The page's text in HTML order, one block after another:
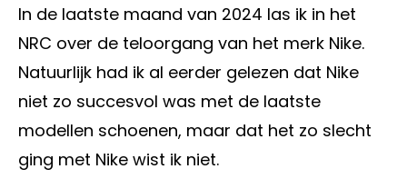
In de laatste maand van 2024 las ik in het
NRC over de teloorgang van het merk Nike.
Natuurlijk had ik al eerder gelezen dat Nike
niet zo succesvol was met de laatste
modellen schoenen, maar dat het zo slecht
ging met Nike wist ik niet.